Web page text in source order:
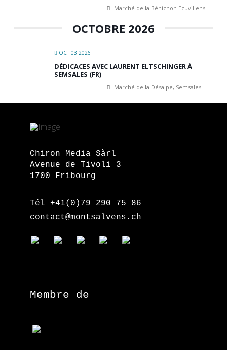
Marché de la Bénichon Ecuvillens
OCTOBRE 2026
OCT 03 2026
DÉDICACES AVEC LAURENT ELTSCHINGER À
SEMSALES (FR)
Marché de la Désalpe, Semsales
Chiron Media Sàrl
Avenue de Tivoli 3
1700 Fribourg
Tél +41(0)79 290 75 86
contact@montsalvens.ch
Membre de